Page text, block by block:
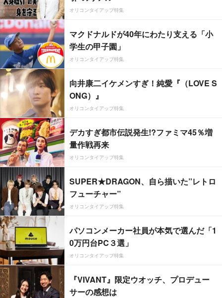
オリコンタイアップ特集
マクドナルドが40年にわたり支える「小
学生の甲子園」
オリコンタイアップ特集
向井康二イケメンすぎ！純愛『（LOVE S
ONG）』
オリコンタイアップ特集
デカすぎ都市伝説発生!?ファミマ45％増
量作戦再来
オリコンタイアップ特集
SUPER★DRAGON、自ら描いた”レトロ
フューチャー”
オリコンタイアップ特集
パソコンメーカー社員が本気で選んだ「1
0万円台PC３選」
オリコンタイアップ特集
『VIVANT』限定ウオッチ、プロデュー
サーの感想は